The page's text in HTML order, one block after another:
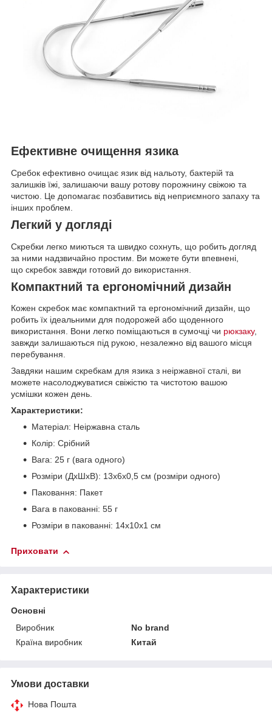
Ефективне очищення язика
Сребок ефективно очищає язик від нальоту, бактерій та
залишків їжі, залишаючи вашу ротову порожнину свіжою та
чистою. Це допомагає позбавитись від неприємного запаху та
інших проблем.
Легкий у догляді
Скребки легко миються та швидко сохнуть, що робить догляд
за ними надзвичайно простим. Ви можете бути впевнені,
що скребок завжди готовий до використання.
Компактний та ергономічний дизайн
Кожен скребок має компактний та ергономічний дизайн, що
робить їх ідеальними для подорожей або щоденного
використання. Вони легко поміщаються в сумочці чи рюкзаку,
завжди залишаються під рукою, незалежно від вашого місця
перебування.
Завдяки нашим скребкам для язика з неіржавної сталі, ви
можете насолоджуватися свіжістю та чистотою вашою
усмішки кожен день.
Характеристики:
Матеріал: Неіржавна сталь
Колір: Срібний
Вага: 25 г (вага одного)
Розміри (ДхШхВ): 13х6х0,5 см (розміри одного)
Паковання: Пакет
Вага в пакованні: 55 г
Розміри в пакованні: 14х10х1 см
Приховати
Характеристики
Основні
Виробник
No brand
Країна виробник
Китай
Умови доставки
Нова Пошта